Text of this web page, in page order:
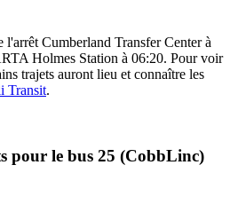
Cumberland Transfer Center à
Holmes Station à 06:20. Pour voir
trajets auront lieu et connaître les
Transit.
pour le bus 25 (CobbLinc)